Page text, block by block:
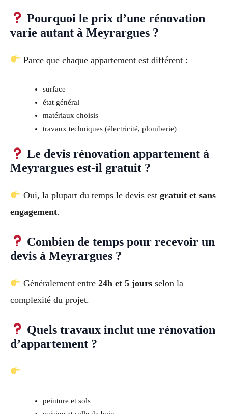
Pourquoi le prix d’une rénovation
varie autant à Meyrargues ?
Parce que chaque appartement est différent :
surface
état général
matériaux choisis
travaux techniques (électricité, plomberie)
Le devis rénovation appartement à
Meyrargues est-il gratuit ?
Oui, la plupart du temps le devis est gratuit et sans
engagement.
Combien de temps pour recevoir un
devis à Meyrargues ?
Généralement entre 24h et 5 joursselon la
complexité du projet.
Quels travaux inclut une rénovation
d’appartement ?
peinture et sols